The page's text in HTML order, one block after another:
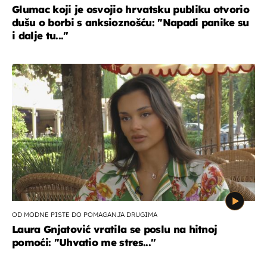
Glumac koji je osvojio hrvatsku publiku otvorio
dušu o borbi s anksioznošću: "Napadi panike su
i dalje tu..."
OD MODNE PISTE DO POMAGANJA DRUGIMA
Laura Gnjatović vratila se poslu na hitnoj
pomoći: "Uhvatio me stres..."